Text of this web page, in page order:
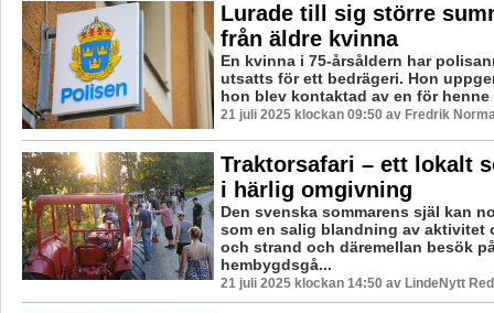
Lurade till sig större
från äldre kvinna
En kvinna i 75-årsåldern har
utsatts för ett bedrägeri. Hon
hon blev kontaktad av en för henne
21 juli 2025 klockan 09:50 av Fredrik
Traktorsafari – ett lokalt
i härlig omgivning
Den svenska sommarens själ kan
som en salig blandning av aktivitet
och strand och däremellan besök
hembygdsgå...
21 juli 2025 klockan 14:50 av LindeNytt